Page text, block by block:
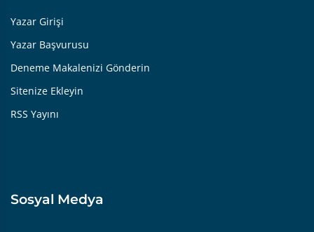
Yazar Girişi
Yazar Başvurusu
Deneme Makalenizi Gönderin
Sitenize Ekleyin
RSS Yayını
Sosyal Medya